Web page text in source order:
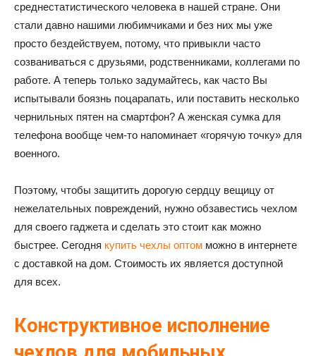
среднестатистического человека в нашей стране. Они
стали давно нашими любимчиками и без них мы уже
просто бездействуем, потому, что привыкли часто
созваниваться с друзьями, родственниками, коллегами по
работе. А теперь только задумайтесь, как часто Вы
испытывали боязнь поцарапать, или поставить несколько
чернильных пятен на смартфон? А женская сумка для
телефона вообще чем-то напоминает «горячую точку» для
военного.
Поэтому, чтобы защитить дорогую сердцу вещицу от
нежелательных повреждений, нужно обзавестись чехлом
для своего гаджета и сделать это стоит как можно
быстрее. Сегодня купить чехлы оптом можно в интернете
с доставкой на дом. Стоимость их является доступной
для всех.
Конструктивное исполнение